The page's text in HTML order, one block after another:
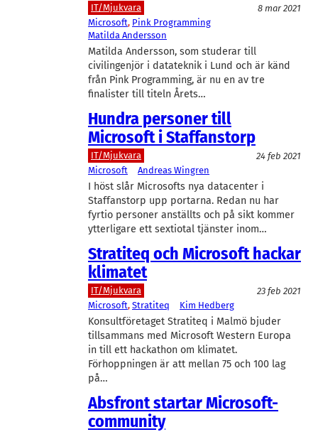
IT/Mjukvara
8 mar 2021
Microsoft, Pink Programming
Matilda Andersson
Matilda Andersson, som studerar till
civilingenjör i datateknik i Lund och är känd
från Pink Programming, är nu en av tre
finalister till titeln Årets…
Hundra personer till
Microsoft i Staffanstorp
IT/Mjukvara
24 feb 2021
Microsoft
Andreas Wingren
I höst slår Microsofts nya datacenter i
Staffanstorp upp portarna. Redan nu har
fyrtio personer anställts och på sikt kommer
ytterligare ett sextiotal tjänster inom…
Stratiteq och Microsoft hackar
klimatet
IT/Mjukvara
23 feb 2021
Microsoft, Stratiteq Kim Hedberg
Konsultföretaget Stratiteq i Malmö bjuder
tillsammans med Microsoft Western Europa
in till ett hackathon om klimatet.
Förhoppningen är att mellan 75 och 100 lag
på…
Absfront startar Microsoft-
community